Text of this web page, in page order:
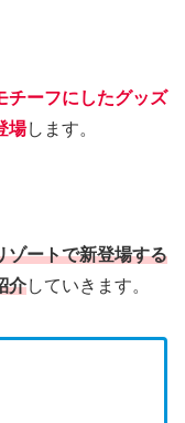
チーフにしたグッズ
場します。
ゾートで新登場する
介していきます。